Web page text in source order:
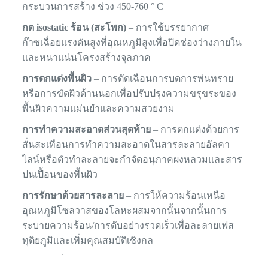
กระบวนการสร้าง ช่วง 450-760 ° C
กด isostatic ร้อน (สะโพก)– การใช้บรรยากาศ
ก๊าซเฉื่อยแรงดันสูงที่อุณหภูมิสูงเพื่อปิดช่องว่างภายใน
และหนาแน่นโครงสร้างจุลภาค
การตกแต่งพื้นผิว– การตัดเฉือนการบดการพ่นทราย
หรือการขัดผิวด้านนอกเพื่อปรับปรุงความขรุขระของ
พื้นผิวความแม่นยำและความสวยงาม
การทำความสะอาดส่วนสุดท้าย– การตกแต่งด้วยการ
สั่นสะเทือนการทำความสะอาดในสารละลายอัลคา
ไลน์หรือตัวทำละลายจะกำจัดอนุภาคผงหลวมและสาร
ปนเปื้อนของพื้นผิว
การรักษาด้วยสารละลาย– การให้ความร้อนเหนือ
อุณหภูมิโซลวาสของโลหะผสมจากนั้นจากนั้นการ
ระบายความร้อน/การดับอย่างรวดเร็วเพื่อละลายเฟส
ทุติยภูมิและเพิ่มคุณสมบัติเชิงกล